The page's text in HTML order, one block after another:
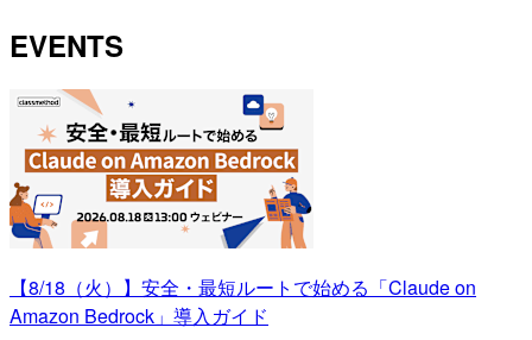
EVENTS
【8/18（火）】安全・最短ルートで始める「Claude on
Amazon Bedrock」導入ガイド